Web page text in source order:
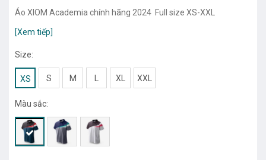
Áo XIOM Academia chính hãng 2024 Full size XS-XXL
[Xem tiếp]
Size:
XS S M XL XXL
Màu sắc: